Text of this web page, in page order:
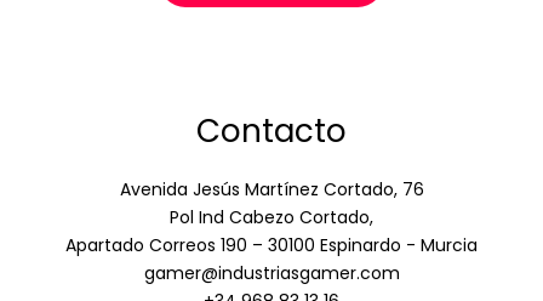
Contacto
Avenida Jesús Martínez Cortado, 76
Pol Ind Cabezo Cortado,
Apartado Correos 190 – 30100 Espinardo - Murcia
gamer@industriasgamer.com